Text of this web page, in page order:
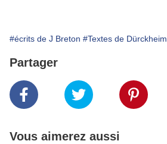
#écrits de J Breton #Textes de Dürckheim
Partager
Vous aimerez aussi